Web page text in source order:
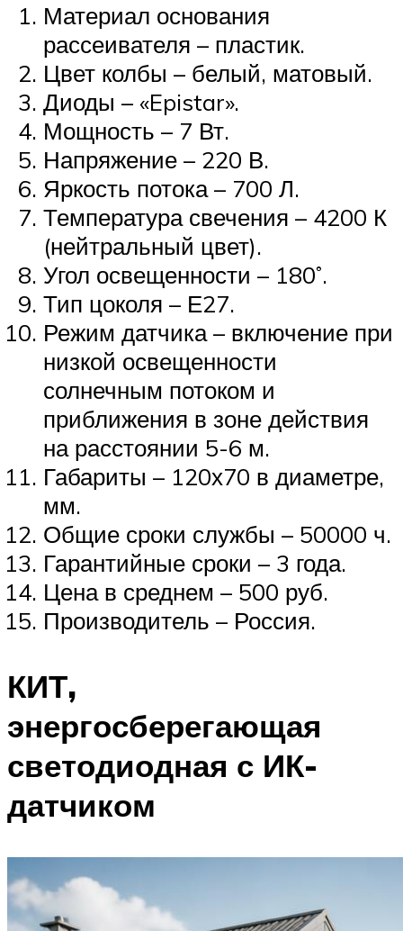
Материал основания
рассеивателя – пластик.
Цвет колбы – белый, матовый.
Диоды – «Epistar».
Мощность – 7 Вт.
Напряжение – 220 В.
Яркость потока – 700 Л.
Температура свечения – 4200 К
(нейтральный цвет).
Угол освещенности – 180˚.
Тип цоколя – Е27.
Режим датчика – включение при
низкой освещенности
солнечным потоком и
приближения в зоне действия
на расстоянии 5-6 м.
Габариты – 120х70 в диаметре,
мм.
Общие сроки службы – 50000 ч.
Гарантийные сроки – 3 года.
Цена в среднем – 500 руб.
Производитель – Россия.
КИТ,
энергосберегающая
светодиодная с ИК-
датчиком